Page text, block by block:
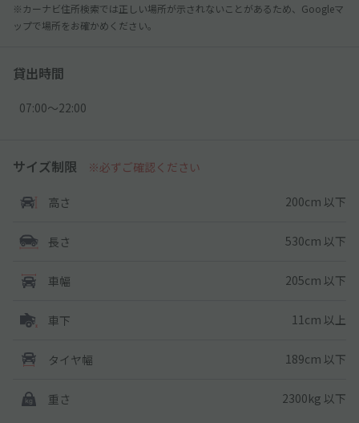
※カーナビ住所検索では正しい場所が示されないことがあるため、Googleマ
ップで場所をお確かめください。
貸出時間
07:00〜22:00
サイズ制限 ※必ずご確認ください
高さ 200cm 以下
長さ 530cm 以下
車幅 205cm 以下
車下 11cm 以上
タイヤ幅 189cm 以下
重さ 2300kg 以下